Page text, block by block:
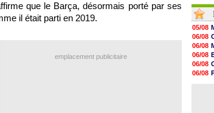
que le Barça, désormais porté par ses
il était parti en 2019.
emplacement publicitaire
17h16
16h59
16h37
16h33
16h27
16h22
16h07
15h46
15h41
05/08
06/08
06/08
06/08
06/08
06/08